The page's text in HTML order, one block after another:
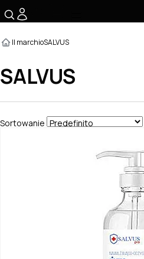
Il marchioSALVUS
SALVUS
Sortowanie